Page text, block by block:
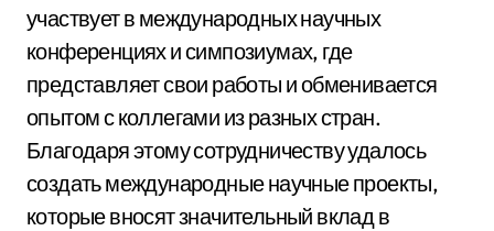
участвует в международных научных
конференциях и симпозиумах, где
представляет свои работы и обменивается
опытом с коллегами из разных стран.
Благодаря этому сотрудничеству удалось
создать международные научные проекты,
которые вносят значительный вклад в